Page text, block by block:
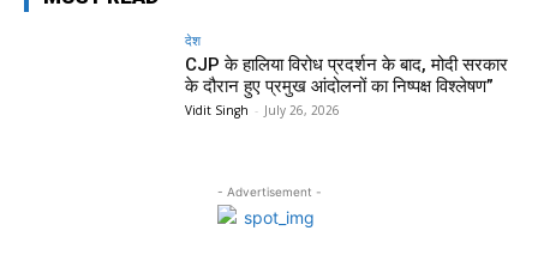
देश
CJP के हालिया विरोध प्रदर्शन के बाद, मोदी सरकार
के दौरान हुए प्रमुख आंदोलनों का निष्पक्ष विश्लेषण”
Vidit Singh - July 26, 2026
- Advertisement -